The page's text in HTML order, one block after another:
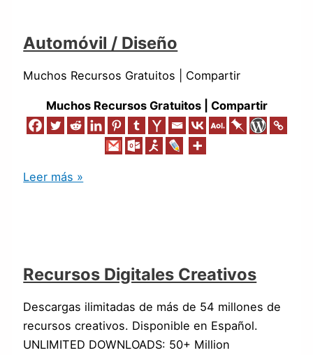
Automóvil / Diseño
Muchos Recursos Gratuitos | Compartir
Muchos Recursos Gratuitos | Compartir
Leer más »
Recursos Digitales Creativos
Descargas ilimitadas de más de 54 millones de
recursos creativos. Disponible en Español.
UNLIMITED DOWNLOADS: 50+ Million